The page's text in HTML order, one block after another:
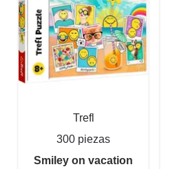
Trefl
300 piezas
Smiley on vacation